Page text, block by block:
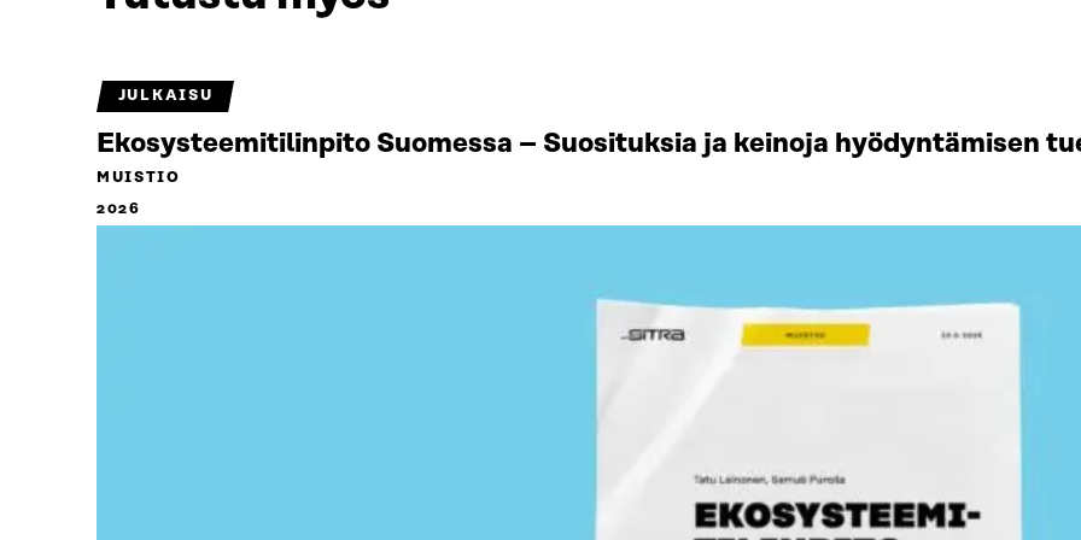
JULKAISU
Ekosysteemitilinpito Suomessa – Suosituksia ja keinoja hyödyntämisen
MUISTIO
2026